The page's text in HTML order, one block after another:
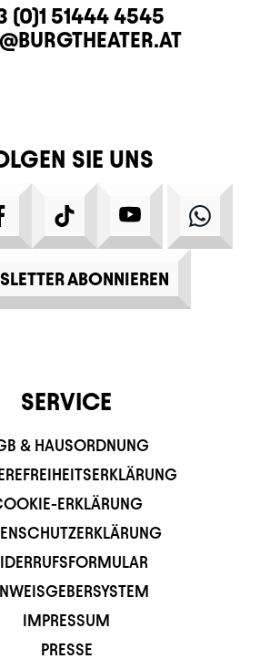
(0)1 51444 4545
SIE UNS
FACEBOOKTIKTOK YOUTUBE
ABONNIEREN
SERVICE
& HAUSORDNUNG
ERKLÄRUNG
IMPRESSUM
PRESSE